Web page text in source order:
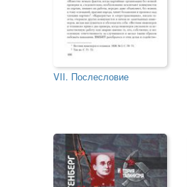
VII. Послесловие